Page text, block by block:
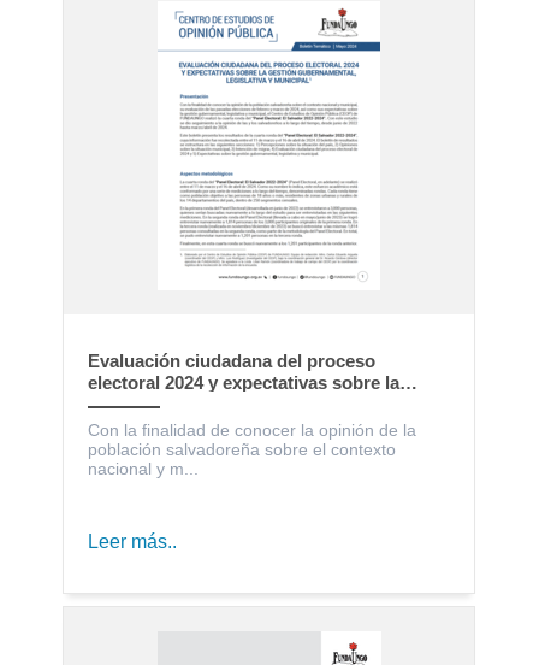
Evaluación ciudadana del proceso
electoral 2024 y expectativas sobre la
gestión gubernamental, legislativa y
municipal
Con la finalidad de conocer la opinión de la
población salvadoreña sobre el contexto
nacional y m...
Leer más..